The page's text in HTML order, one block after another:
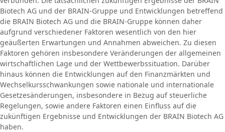
Biotech AG und der BRAIN-Gruppe und Entwicklungen betreffend
die BRAIN Biotech AG und die BRAIN-Gruppe können daher
aufgrund verschiedener Faktoren wesentlich von den hier
geäußerten Erwartungen und Annahmen abweichen. Zu diesen
Faktoren gehören insbesondere Veränderungen der allgemeinen
wirtschaftlichen Lage und der Wettbewerbssituation. Darüber
hinaus können die Entwicklungen auf den Finanzmärkten und
Wechselkursschwankungen sowie nationale und internationale
Gesetzesänderungen, insbesondere in Bezug auf steuerliche
Regelungen, sowie andere Faktoren einen Einfluss auf die
zukünftigen Ergebnisse und Entwicklungen der BRAIN Biotech AG
haben.